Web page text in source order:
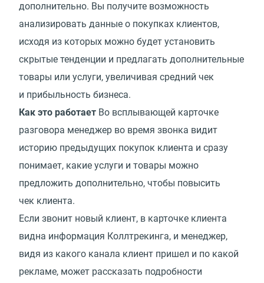
дополнительно. Вы получите возможность
анализировать данные о покупках клиентов,
исходя из которых можно будет установить
скрытые тенденции и предлагать дополнительные
товары или услуги, увеличивая средний чек
и прибыльность бизнеса.
Как это работает Во всплывающей карточке
разговора менеджер во время звонка видит
историю предыдущих покупок клиента и сразу
понимает, какие услуги и товары можно
предложить дополнительно, чтобы повысить
чек клиента.
Если звонит новый клиент, в карточке клиента
видна информация Коллтрекинга, и менеджер,
видя из какого канала клиент пришел и по какой
рекламе, может рассказать подробности